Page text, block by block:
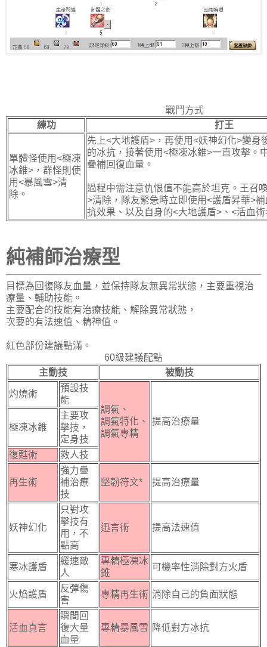
戰鬥方式
練功
打王
單體怪使用<極凍
冰錐>，群怪則使
用<暴風雪>清
除。
先上<大地護盾>，再使用<妖神幻化>變身
的冰抗，接著使用<極凍冰錐>一直攻擊。
疊補回復血量。
過程中需注意仇恨值不能高於坦克。王召
>清除，隊友緊急時立即使用<護盾昇華>
抗效果、以及自身的<大地護盾>、<活血
純補師治療型
目標為回復隊友血量，並保持隊友無異常狀態，主要重視治
療量、輔助技能。
主要配合的技能有治療技能、解除異常狀態，
次要的有法速值、精神值。
紅色部份建議點滿。
60級建議配點
主動技
被動技
灼燒術
預設技
能
調氣、
調氣特化、
調氣專精
提高治療量
極凍冰錐
主要攻
擊技，
定身技
復甦術
救人技
再生術
強力疊
補治療
技
堅韌符文* 提高治療量
妖神幻化
只對攻
擊技有
用，不
點高
迅言術 提高法速值
寒冰護盾
緩速敵
人
專精極凍冰
錐
可機率性消除對方火盾
火焰護盾
反彈傷
害
專精再生術 消除自己的負面狀態
活血真言
瞬間回
復大量
血量
專精暴風雪 降低對方冰抗